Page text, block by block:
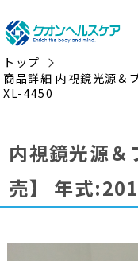
トップ
商品詳細 内視鏡光源＆
XL-4450
内視鏡光源＆
売】
年式